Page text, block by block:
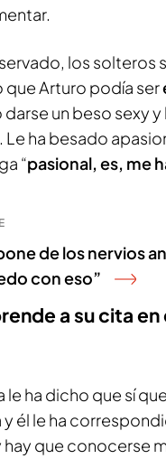
los solteros
que Arturo podía ser
un beso sexy
Le ha besado
“pasional, es, me
de los nervios
con eso”
a su cita
le ha dicho que sí
y él le ha
que conocerse